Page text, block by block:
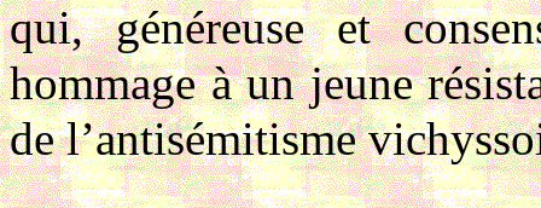
qui, généreuse et
hommage à un jeune
de l’antisémitisme